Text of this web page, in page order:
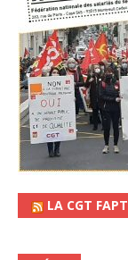
LA CGT FAPT